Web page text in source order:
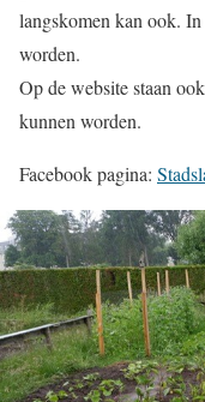
langskomen kan ook.
worden.
Op de website staan
kunnen worden.
Facebook pagina: